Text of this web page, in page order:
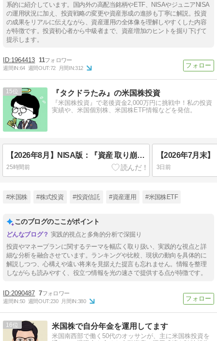
系的に紹介しています。国内外の高配当銘柄やETF、NISAやジュニアNISA
の運用状況に加え、投資戦略の変更や資産形成の進捗も丁寧に解説。投資
の成果をリアルに伝えながら、資産運用の全体像を理解しやすくした内容
が特徴です。投資初心者から中級者まで、資産増加のヒントを掘り下げて
提示します。
1964413 11
週間IN:64 週間OUT:72 月間IN:312
15 『タクドラたみ』の米国株投資
『米国株投資』で老後資金2,000万円に挑戦中！私の投資
実績や、米国個別株、米国株ETF情報などを発信。
【2026年8月】NISA版：『資産 取り崩し実験』「インデックスの定額（株式・債券）＋ 高配当株 配当」（1年8カ月目）
25時間前 3日前
#米国株 #株式投資 #投資信託 #資産運用 #米国株ETF
このブログのここがポイント
実践的視点と多角的分析で深掘り
投資やマネープランに関するテーマを幅広く取り扱い、実践的な視点と詳
細な分析を融合させています。ランキングや比較、現状の動向を具体的に
解説しつつ、心構えや遠い将来を見据えた提言も忘れません。情報を整理
しながらも読みやすく、役立つ情報を光の速さで提供する点が特徴です。
2090487 7
週間IN:50 週間OUT:230 月間IN:380
16 米国株で自分年金を運用してます
米国南西部で働く50代のオッサンが、主に米国株投資を